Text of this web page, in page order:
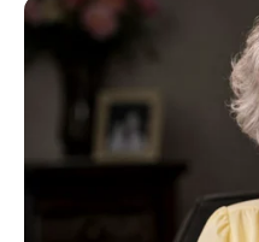
σήμαινε ότι οι ασθενείς
αντιβιοτικά για
δευτερογενούς
πραγματικότητα η αιτία